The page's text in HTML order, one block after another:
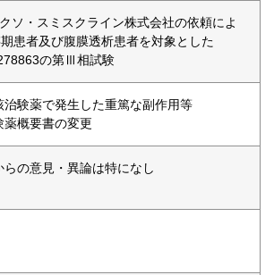
ソ・スミスクライン株式会社の依頼によ
患者及び腹膜透析患者を対象とした
の第Ⅲ相試験
験薬で発生した重篤な副作用等
概要書の変更
らの意見・異論は特になし